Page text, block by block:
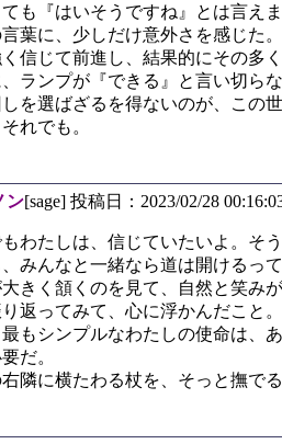
も『はいそうですね』とは言えま
葉に、少しだけ意外さを感じた
信じて前進し、結果的にその多
ランプが『できる』と言い切ら
を選ばざるを得ないのが、この
れでも。
ン[sage] 投稿日：2023/02/28
わたしは、信じていたいよ。そ
みんなと一緒なら道は開けるって
きく頷くのを見て、自然と笑み
返ってみて、心に浮かんだこと。
もシンプルなわたしの使命は、
だ。
隣に横たわる杖を、そっと撫で